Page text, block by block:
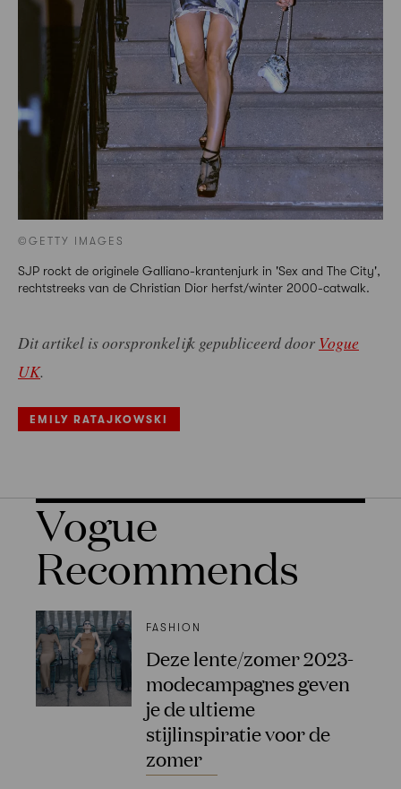
©GETTY IMAGES
SJP rockt de originele Galliano-krantenjurk in 'Sex and The City',
rechtstreeks van de Christian Dior herfst/winter 2000-catwalk.
Dit artikel is oorspronkelijk gepubliceerd door Vogue
UK.
EMILY RATAJKOWSKI
Vogue
Recommends
FASHION
Deze lente/zomer 2023-
modecampagnes geven
je de ultieme
stijlinspiratie voor de
zomer